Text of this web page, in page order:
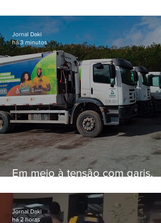
Em meio à tensão com garis,
27% com prefeitura
Jornal Daki
há 3 minutos
Jornal Daki
há 2 horas